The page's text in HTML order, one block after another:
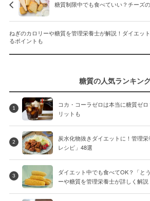
糖質制限中でも食べていい？チーズ
ねぎのカロリーや糖質を管理栄養士が解説！ダイエッ
るポイントも
糖質の人気ランキン
1
コカ・コーラゼロは本当に糖質ゼ
リットも
2
炭水化物抜きダイエットに！管理
レシピ」48選
3
ダイエット中でも食べてOK？「と
ーや糖質を管理栄養士が詳しく解説